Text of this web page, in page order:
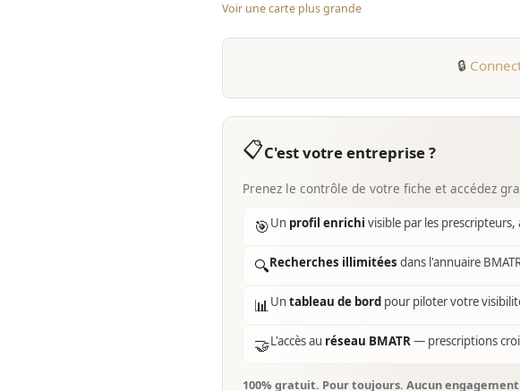
Voir une carte plus grande
🔒
📋C'est votre entreprise ?
Prenez le contrôle de votre fiche et accédez
🎯Un profil enrichi visible par les
🔍Recherches illimitées dans l'annuaire
📊Untableau de bord pour piloter votre
🤝L'accès au réseau BMATR— prescriptions
100% gratuit. Pour toujours. Aucun